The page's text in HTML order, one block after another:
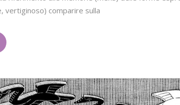
vertiginoso) comparire sulla